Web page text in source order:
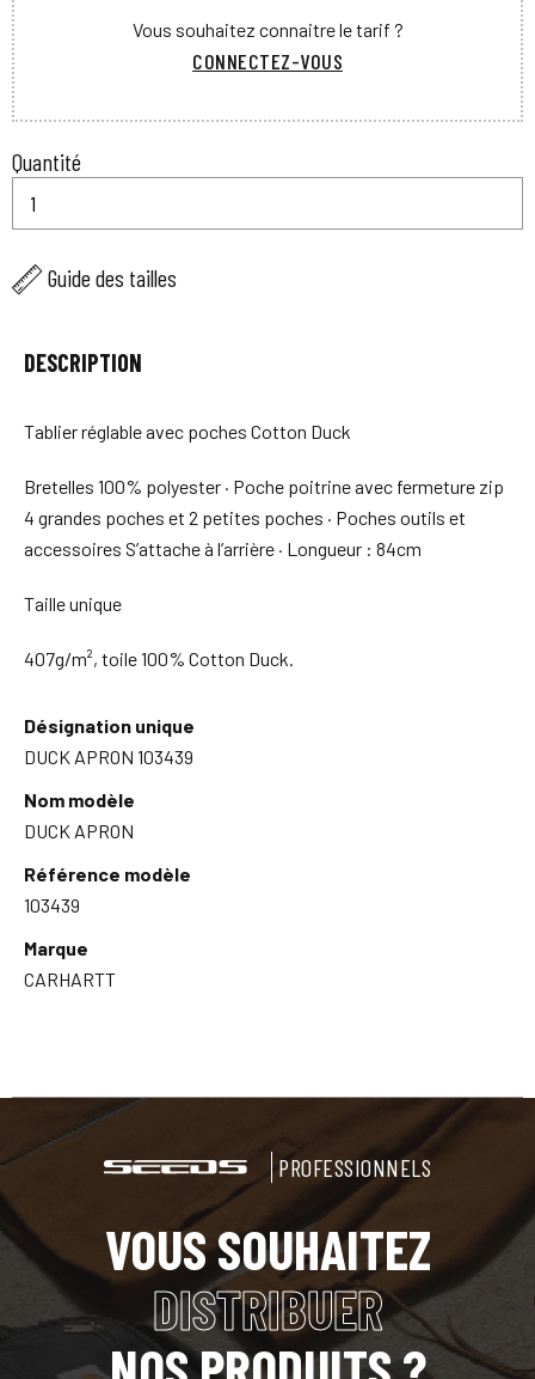
Vous souhaitez connaitre le tarif ?
CONNECTEZ-VOUS
Quantité
Guide des tailles
DESCRIPTION
Tablier réglable avec poches Cotton Duck
Bretelles 100% polyester · Poche poitrine avec fermeture zip
4 grandes poches et 2 petites poches · Poches outils et
accessoires S’attache à l’arrière · Longueur : 84cm
Taille unique
407g/m², toile 100% Cotton Duck.
Désignation unique
DUCK APRON 103439
Nom modèle
DUCK APRON
Référence modèle
103439
Marque
CARHARTT
PROFESSIONNELS
VOUS SOUHAITEZ
DISTRIBUER